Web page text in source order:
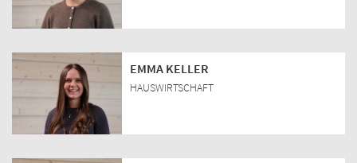
EMMA KELLER
HAUSWIRTSCHAFT